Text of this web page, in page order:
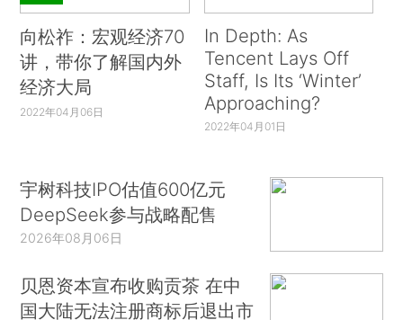
向松祚：宏观经济70
讲，带你了解国内外
经济大局
2022年04月06日
In Depth: As
Tencent Lays Off
Staff, Is Its ‘Winter’
Approaching?
2022年04月01日
宇树科技IPO估值600亿元
DeepSeek参与战略配售
2026年08月06日
贝恩资本宣布收购贡茶 在中
国大陆无法注册商标后退出市